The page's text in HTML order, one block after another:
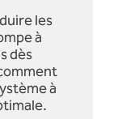
les
à
dès
à